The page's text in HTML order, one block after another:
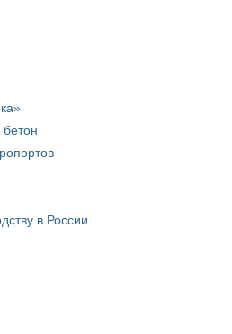
в России